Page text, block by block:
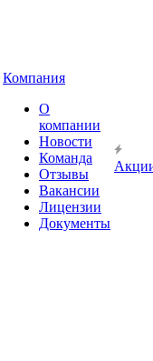
Компания
О
компании
Новости
Команда
Отзывы
Вакансии
Лицензии
Документы